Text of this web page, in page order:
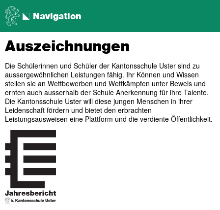
Navigation
Auszeichnungen
Die Schülerinnen und Schüler der Kantonsschule Uster sind zu
aussergewöhnlichen Leistungen fähig. Ihr Können und Wissen
stellen sie an Wettbewerben und Wettkämpfen unter Beweis und
ernten auch ausserhalb der Schule Anerkennung für ihre Talente.
Die Kantonsschule Uster will diese jungen Menschen in ihrer
Leidenschaft fördern und bietet den erbrachten
Leistungsausweisen eine Plattform und die verdiente Öffentlichkeit.